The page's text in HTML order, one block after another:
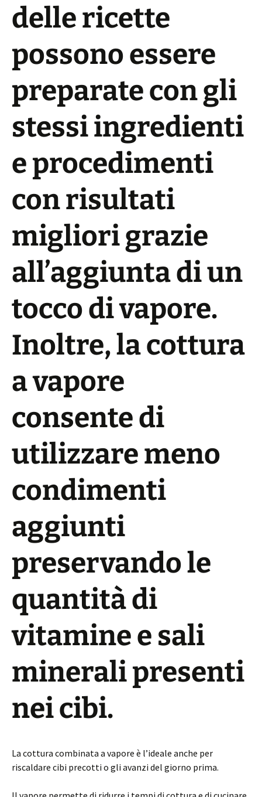
delle ricette
possono essere
preparate con gli
stessi ingredienti
e procedimenti
con risultati
migliori grazie
all’aggiunta di un
tocco di vapore.
Inoltre, la cottura
a vapore
consente di
utilizzare meno
condimenti
aggiunti
preservando le
quantità di
vitamine e sali
minerali presenti
nei cibi.
La cottura combinata a vapore è l’ideale anche per
riscaldare cibi precotti o gli avanzi del giorno prima.